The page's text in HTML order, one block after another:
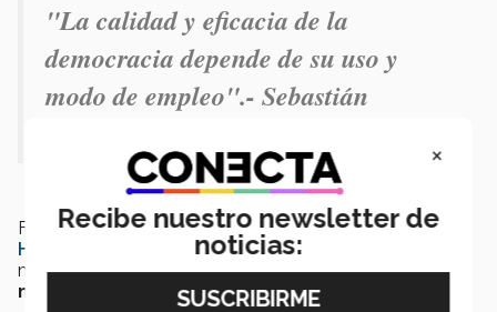
"La calidad y eficacia de la
democracia depende de su uso y
modo de empleo".- Sebastián
Finalmente Sebastian Mazzuca, de laUniversidad de
Hopkins
, mencionó la importancia de diferenciar las
malas prácticas de la democracia como unafalla del
mismo sistema político.
×
Recibe nuestro newsletter de
noticias: